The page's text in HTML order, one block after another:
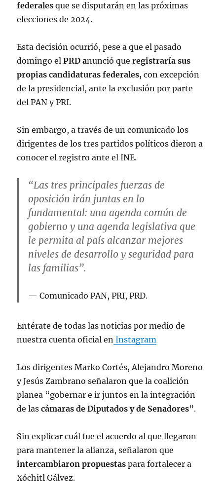
federales que se disputarán en las próximas
elecciones de 2024.
Esta decisión ocurrió, pese a que el pasado
domingo el PRD anunció queregistraría sus
propias candidaturas federales, con excepción
de la presidencial, ante la exclusión por parte
del PAN y PRI.
Sin embargo, a través de un comunicado los
dirigentes de los tres partidos políticos dieron a
conocer el registro ante el INE.
“Las tres principales fuerzas de
oposición irán juntas en lo
fundamental: una agenda común de
gobierno y una agenda legislativa que
le permita al país alcanzar mejores
niveles de desarrollo y seguridad para
las familias”.
Comunicado PAN, PRI, PRD.
Entérate de todas las noticias por medio de
nuestra cuenta oficial en Instagram
Los dirigentes Marko Cortés, Alejandro Moreno
y Jesús Zambrano señalaron que la coalición
planea “gobernar e ir juntos en la integración
de las cámaras de Diputados y de Senadores”.
Sin explicar cuál fue el acuerdo al que llegaron
para mantener la alianza, señalaron que
intercambiaron propuestas para fortalecer a
Xóchitl Gálvez.